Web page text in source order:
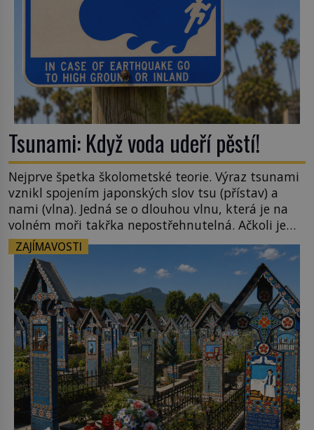
Tsunami: Když voda udeří pěstí!
Nejprve špetka školometské teorie. Výraz tsunami
vznikl spojením japonských slov tsu (přístav) a
nami (vlna). Jedná se o dlouhou vlnu, která je na
volném moři takřka nepostřehnutelná. Ačkoli je
vlnová délka tsunami i 300 kilometrů, výška vlny
na volném moři je maximálně 1,5 metru. Máme se
podobné obří vlny obávat i v Evropě? Vznik
tsunami si […]
ZAJÍMAVOSTI